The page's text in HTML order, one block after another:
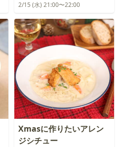
2/15 (水) 21:00〜22:00
Xmasに作りたいアレン
ジシチュー